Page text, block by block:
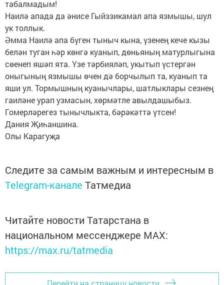
табалмадым!
Наилә апада да әнисе Гыйззикамал апа язмышы, шул
ук толлык.
Әмма Наилә апа бүген тыныч кына, үзенең кече кызы
белән туган һәр көнгә куанып, дөньяның матурлыгына
сөенеп яшәп ята. Үзе тәрбияләп, укытып үстергән
оныгының язмышы өчен дә борчылып та, куанып та
яши ул. Тормышның куанычлары, шатлыклары сезнең
гаиләне урап узмасын, хөрмәтле авылдашыбыз.
Гомерләрегез тынычлыкта, бәрәкәттә үтсен!
Дания Җиһаншина.
Олы Карагуҗа
Следите за самым важным и интересным в
Telegram-канале Татмедиа
Читайте новости Татарстана в
национальном мессенджере MАХ:
https://max.ru/tatmedia